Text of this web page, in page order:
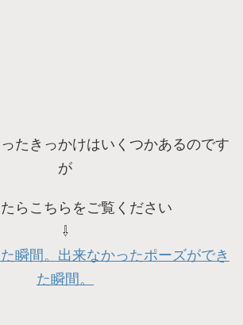
たきっかけはいくつかあるのです
が
らこちらをご覧ください
⇩
瞬間。出来なかったポーズができ
た瞬間。